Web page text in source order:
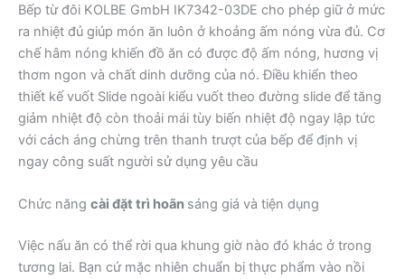
Bếp từ đôi KOLBE GmbH IK7342-03DE cho phép giữ ở mức
ra nhiệt đủ giúp món ăn luôn ở khoảng ấm nóng vừa đủ. Cơ
chế hâm nóng khiến đồ ăn có được độ ấm nóng, hương vị
thơm ngon và chất dinh dưỡng của nó. Điều khiển theo
thiết kế vuốt Slide ngoài kiểu vuốt theo đường slide để tăng
giảm nhiệt độ còn thoải mái tùy biến nhiệt độ ngay lập tức
với cách áng chừng trên thanh trượt của bếp để định vị
ngay công suất người sử dụng yêu cầu
Chức năng cài đặt trì hoãn sáng giá và tiện dụng
Việc nấu ăn có thể rời qua khung giờ nào đó khác ở trong
tương lai. Bạn cứ mặc nhiên chuẩn bị thực phẩm vào nồi